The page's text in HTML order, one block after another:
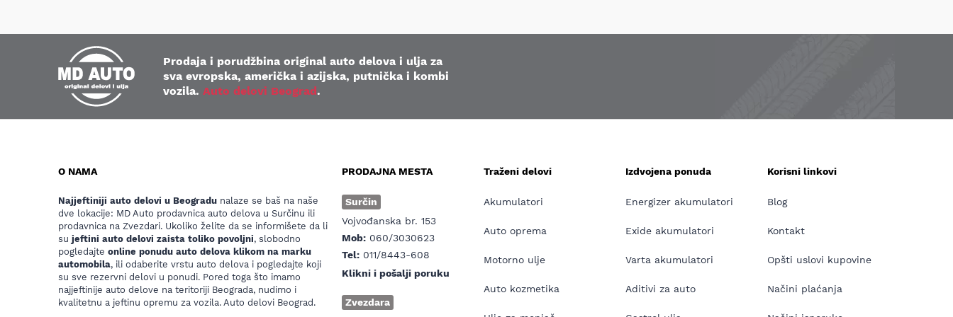
Prodaja i porudžbina original auto delova i ulja za
sva evropska, američka i azijska, putnička i kombi
vozila. Auto delovi Beograd.
O NAMA
Najjeftiniji auto delovi u Beogradu nalaze se baš na naše
dve lokacije: MD Auto prodavnica auto delova u Surčinu ili
prodavnica na Zvezdari. Ukoliko želite da se informišete da li
su jeftini auto delovi zaista toliko povoljni, slobodno
pogledajte online ponudu auto delova klikom na marku
automobila, ili odaberite vrstu auto delova i pogledajte koji
su sve rezervni delovi u ponudi. Pored toga što imamo
najjeftinije auto delove na teritoriji Beograda, nudimo i
kvalitetnu a jeftinu opremu za vozila. Auto delovi Beograd.
PRODAJNA MESTA
Surčin
Vojvođanska br. 153
Mob: 060/3030623
Tel: 011/8443-608
Klikni i pošalji poruku
Zvezdara
Traženi delovi
Akumulatori
Auto oprema
Motorno ulje
Auto kozmetika
Izdvojena ponuda
Energizer akumulatori
Exide akumulatori
Varta akumulatori
Aditivi za auto
Korisni linkovi
Blog
Kontakt
Opšti uslovi kupovine
Načini plaćanja